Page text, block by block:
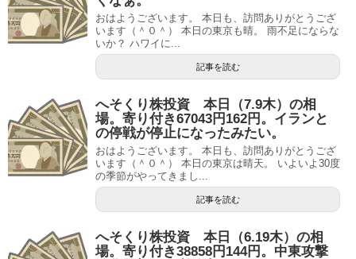
おはようございます。 本日も、訪問ありがとうござ
います（＾０＾） 本日の東京も晴。 雨不足にならな
いか？ ハワイに...
記事を読む
へそくり株投資 本日（7.9木）の相
場。寄り付き67043円162円。イランと
の停戦が停止になったみたい。
おはようございます。 本日も、訪問ありがとうござ
います（＾０＾） 本日の東京は晴天。 いよいよ30度
の季節がやってきまし...
記事を読む
へそくり株投資 本日（6.19木）の相
場。寄り付き38858円144円。中東攻撃